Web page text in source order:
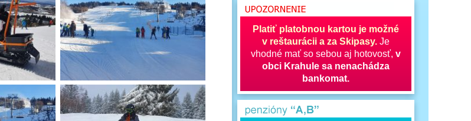
Platiť platobnou kartou je možné
v reštaurácii a za Skipasy. Je
vhodné mať so sebou aj hotovosť, v
obci Krahule sa nenachádza
bankomat.